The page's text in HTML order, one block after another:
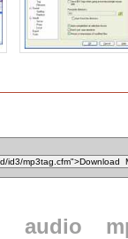
audio